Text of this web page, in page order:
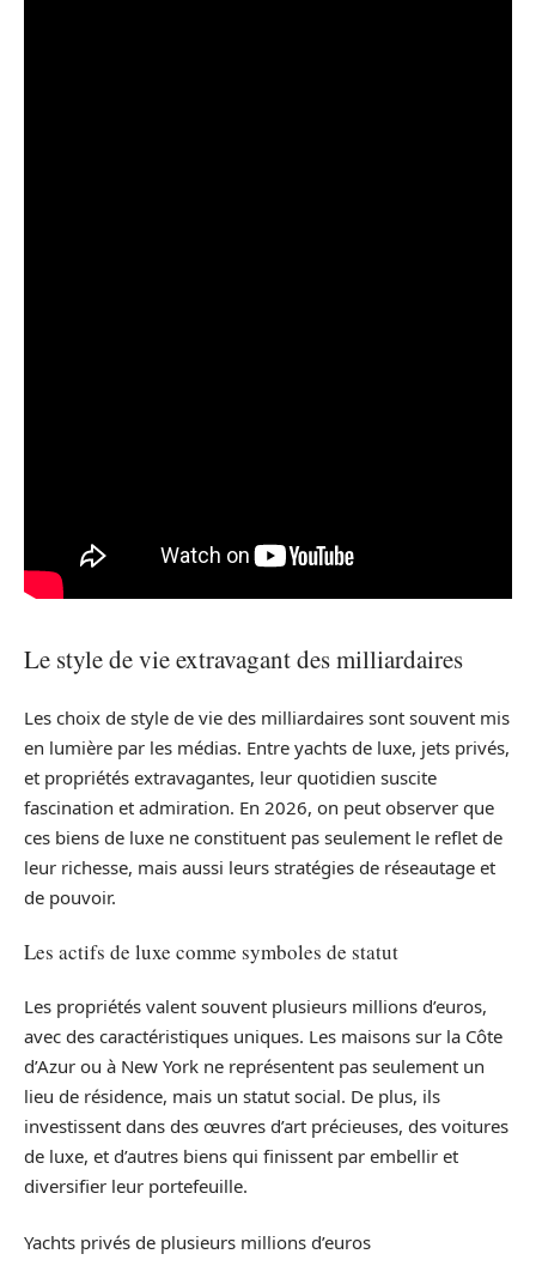
Le style de vie extravagant des milliardaires
Les choix de style de vie des milliardaires sont souvent mis
en lumière par les médias. Entre yachts de luxe, jets privés,
et propriétés extravagantes, leur quotidien suscite
fascination et admiration. En 2026, on peut observer que
ces biens de luxe ne constituent pas seulement le reflet de
leur richesse, mais aussi leurs stratégies de réseautage et
de pouvoir.
Les actifs de luxe comme symboles de statut
Les propriétés valent souvent plusieurs millions d’euros,
avec des caractéristiques uniques. Les maisons sur la Côte
d’Azur ou à New York ne représentent pas seulement un
lieu de résidence, mais un statut social. De plus, ils
investissent dans des œuvres d’art précieuses, des voitures
de luxe, et d’autres biens qui finissent par embellir et
diversifier leur portefeuille.
Yachts privés de plusieurs millions d’euros